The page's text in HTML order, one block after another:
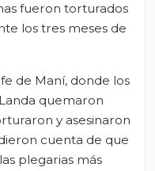
fueron torturados
los tres meses de
de Maní, donde los
quemaron
y asesinaron
cuenta de que
plegarias más